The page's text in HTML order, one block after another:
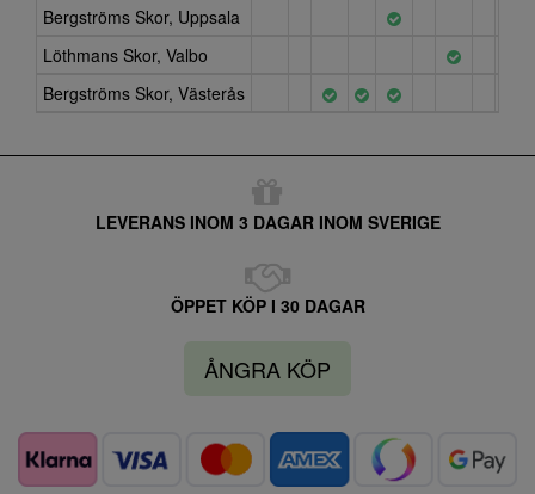
Bergströms Skor, Uppsala
Löthmans Skor, Valbo
Bergströms Skor, Västerås
LEVERANS INOM 3 DAGAR INOM SVERIGE
ÖPPET KÖP I 30 DAGAR
ÅNGRA KÖP